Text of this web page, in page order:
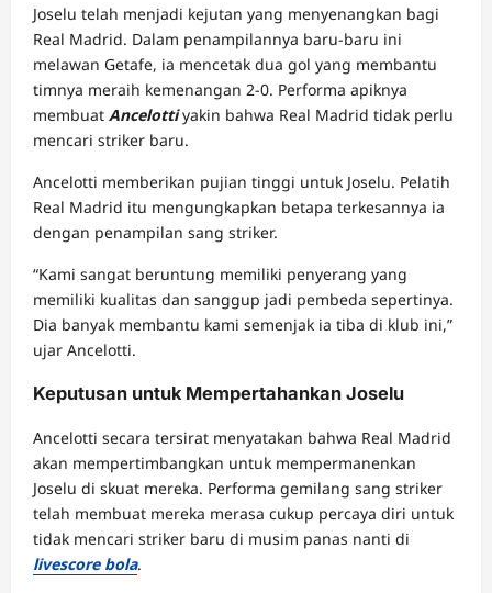
Joselu telah menjadi kejutan yang menyenangkan bagi
Real Madrid. Dalam penampilannya baru-baru ini
melawan Getafe, ia mencetak dua gol yang membantu
timnya meraih kemenangan 2-0. Performa apiknya
membuat Ancelottiyakin bahwa Real Madrid tidak perlu
mencari striker baru.
Ancelotti memberikan pujian tinggi untuk Joselu. Pelatih
Real Madrid itu mengungkapkan betapa terkesannya ia
dengan penampilan sang striker.
“Kami sangat beruntung memiliki penyerang yang
memiliki kualitas dan sanggup jadi pembeda sepertinya.
Dia banyak membantu kami semenjak ia tiba di klub ini,”
ujar Ancelotti.
Keputusan untuk Mempertahankan Joselu
Ancelotti secara tersirat menyatakan bahwa Real Madrid
akan mempertimbangkan untuk mempermanenkan
Joselu di skuat mereka. Performa gemilang sang striker
telah membuat mereka merasa cukup percaya diri untuk
tidak mencari striker baru di musim panas nanti di
livescore bola.